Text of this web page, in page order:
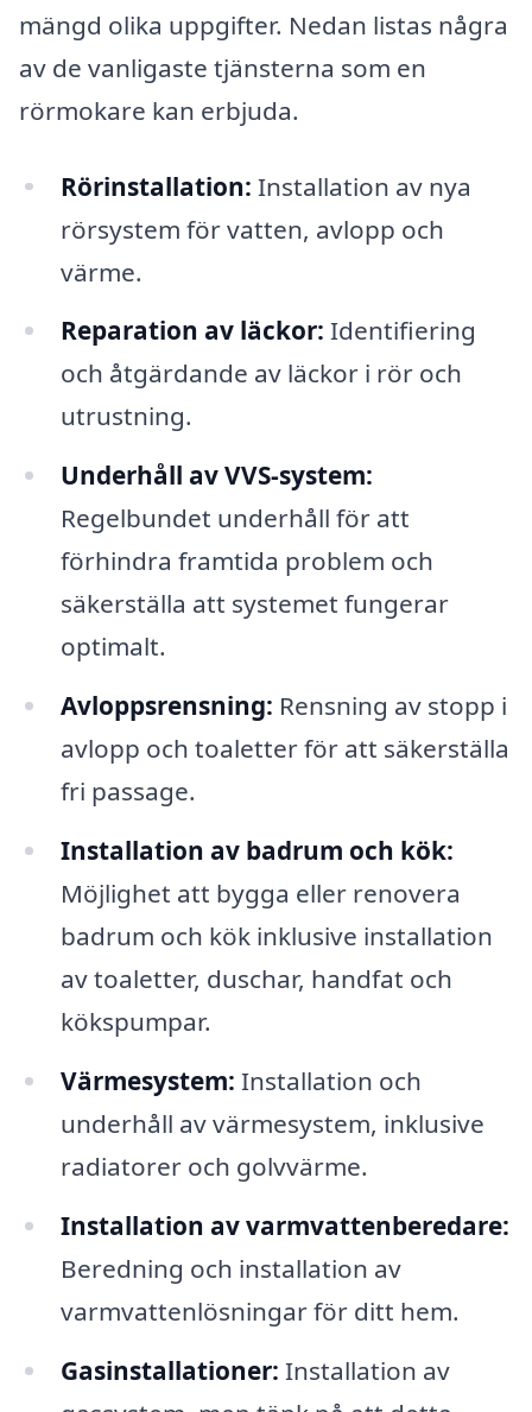
mängd olika uppgifter. Nedan listas några
av de vanligaste tjänsterna som en
rörmokare kan erbjuda.
Rörinstallation: Installation av nya
rörsystem för vatten, avlopp och
värme.
Reparation av läckor: Identifiering
och åtgärdande av läckor i rör och
utrustning.
Underhåll av VVS-system:
Regelbundet underhåll för att
förhindra framtida problem och
säkerställa att systemet fungerar
optimalt.
Avloppsrensning: Rensning av stopp i
avlopp och toaletter för att säkerställa
fri passage.
Installation av badrum och kök:
Möjlighet att bygga eller renovera
badrum och kök inklusive installation
av toaletter, duschar, handfat och
kökspumpar.
Värmesystem: Installation och
underhåll av värmesystem, inklusive
radiatorer och golvvärme.
Installation av varmvattenberedare:
Beredning och installation av
varmvattenlösningar för ditt hem.
Gasinstallationer: Installation av